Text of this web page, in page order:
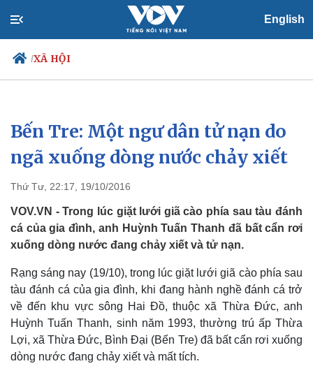
English
/XÃ HỘI
Chính trị
Đảng
Tổ chức nhân sự
Nhận diện sự thật
Xã hội
Tin 24h
Dự báo thời tiết
Việc làm
Biển đảo
Bến Tre: Một ngư dân tử nạn do
ngã xuống dòng nước chảy xiết
Thứ Tư, 22:17, 19/10/2016
VOV.VN - Trong lúc giặt lưới giã cào phía sau tàu đánh
cá của gia đình, anh Huỳnh Tuấn Thanh đã bất cẩn rơi
xuống dòng nước đang chảy xiết và tử nạn.
Rạng sáng nay (19/10), trong lúc giặt lưới giã cào phía sau
tàu đánh cá của gia đình, khi đang hành nghề đánh cá trở
về đến khu vực sông Hai Đồ, thuộc xã Thừa Đức, anh
Huỳnh Tuấn Thanh, sinh năm 1993, thường trú ấp Thừa
Lợi, xã Thừa Đức, Bình Đại (Bến Tre) đã bất cẩn rơi xuống
dòng nước đang chảy xiết và mất tích.